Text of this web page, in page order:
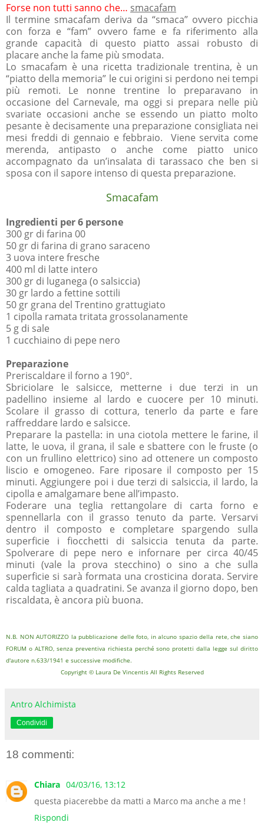
Forse non tutti sanno che… smacafam
Il termine smacafam deriva da “smaca” ovvero picchia
con forza e “fam” ovvero fame e fa riferimento alla
grande capacità di questo piatto assai robusto di
placare anche la fame più smodata.
Lo smacafam è una ricetta tradizionale trentina, è un
“piatto della memoria” le cui origini si perdono nei tempi
più remoti. Le nonne trentine lo preparavano in
occasione del Carnevale, ma oggi si prepara nelle più
svariate occasioni anche se essendo un piatto molto
pesante è decisamente una preparazione consigliata nei
mesi freddi di gennaio e febbraio. Viene servita come
merenda, antipasto o anche come piatto unico
accompagnato da un’insalata di tarassaco che ben si
sposa con il sapore intenso di questa preparazione.
Smacafam
Ingredienti per 6 persone
300 gr di farina 00
50 gr di farina di grano saraceno
3 uova intere fresche
400 ml di latte intero
300 gr di luganega (o salsiccia)
30 gr lardo a fettine sottili
50 gr grana del Trentino grattugiato
1 cipolla ramata tritata grossolanamente
5 g di sale
1 cucchiaino di pepe nero
Preparazione
Preriscaldare il forno a 190°.
Sbriciolare le salsicce, metterne i due terzi in un
padellino insieme al lardo e cuocere per 10 minuti.
Scolare il grasso di cottura, tenerlo da parte e fare
raffreddare lardo e salsicce.
Preparare la pastella: in una ciotola mettere le farine, il
latte, le uova, il grana, il sale e sbattere con le fruste (o
con un frullino elettrico) sino ad ottenere un composto
liscio e omogeneo. Fare riposare il composto per 15
minuti. Aggiungere poi i due terzi di salsiccia, il lardo, la
cipolla e amalgamare bene all’impasto.
Foderare una teglia rettangolare di carta forno e
spennellarla con il grasso tenuto da parte. Versarvi
dentro il composto e completare spargendo sulla
superficie i fiocchetti di salsiccia tenuta da parte.
Spolverare di pepe nero e infornare per circa 40/45
minuti (vale la prova stecchino) o sino a che sulla
superficie si sarà formata una crosticina dorata. Servire
calda tagliata a quadratini. Se avanza il giorno dopo, ben
riscaldata, è ancora più buona.
N.B. NON AUTORIZZO la pubblicazione delle foto, in alcuno spazio della rete, che siano
FORUM o ALTRO, senza preventiva richiesta perché sono protetti dalla legge sul diritto
d'autore n.633/1941 e successive modifiche.
Copyright © Laura De Vincentis All Rights Reserved
Antro Alchimista
Condividi
18 commenti:
Chiara 04/03/16, 13:12
questa piacerebbe da matti a Marco ma anche a me !
Rispondi